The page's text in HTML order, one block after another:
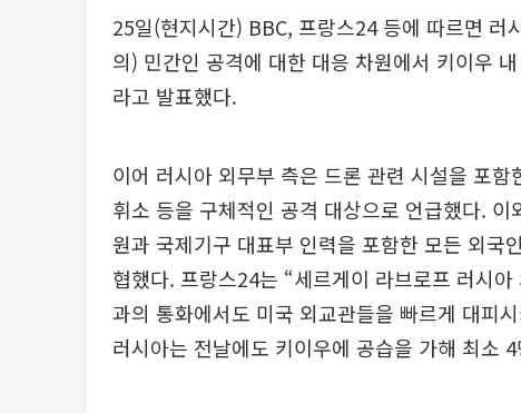
25일(현지시간) BBC, 프랑스24 등에 따르면 러
의) 민간인 공격에 대한 대응 차원에서 키이우
라고 발표했다.
이어 러시아 외무부 측은 드론 관련 시설을 포
휘소 등을 구체적인 공격 대상으로 언급했다.
원과 국제기구 대표부 인력을 포함한 모든 외국
협했다. 프랑스24는 “세르게이 라브로프 러시
과의 통화에서도 미국 외교관들을 빠르게 대피
러시아는 전날에도 키이우에 공습을 가해 최소